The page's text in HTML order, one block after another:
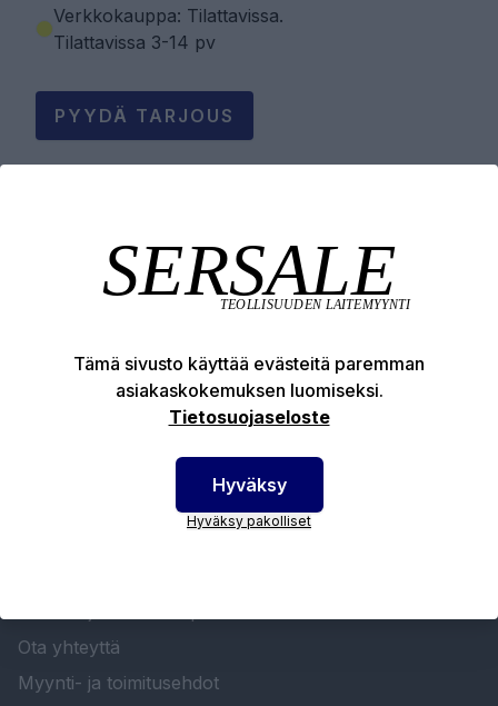
Verkkokauppa: Tilattavissa.
Tilattavissa 3-14 pv
PYYDÄ TARJOUS
Tekniset edut
SERSALE OY MAALAUSLAITTEIDEN ERIKOISLIIKE
Ota yhteyttä
Myynti- ja toimitusehdot
Tämä sivusto käyttää evästeitä paremman
asiakaskokemuksen luomiseksi.
Tietosuojaseloste
Hyväksy
Hyväksy pakolliset